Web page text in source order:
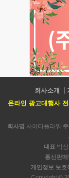
회사소개
온라인 광고대행사
회사명 사이다플라워
대표 박
통신판
개인정보 보호